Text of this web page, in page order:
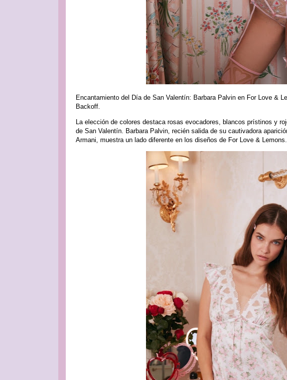
Encantamiento del Día de San Valentín: Barbara Palvin en For Love &
Backoff.
La elección de colores destaca rosas evocadores, blancos prístinos y
de San Valentín. Barbara Palvin, recién salida de su cautivadora
Armani, muestra un lado diferente en los diseños de For Love & Lemons.